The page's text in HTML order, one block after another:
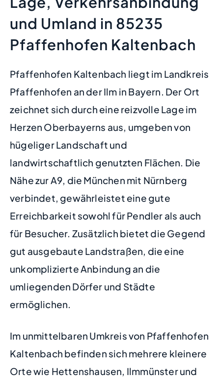
und Umland in 85235
Pfaffenhofen Kaltenbach
Pfaffenhofen Kaltenbach liegt im Landkreis
Pfaffenhofen an der Ilm in Bayern. Der Ort
zeichnet sich durch eine reizvolle Lage im
Herzen Oberbayerns aus, umgeben von
hügeliger Landschaft und
landwirtschaftlich genutzten Flächen. Die
Nähe zur A9, die München mit Nürnberg
verbindet, gewährleistet eine gute
Erreichbarkeit sowohl für Pendler als auch
für Besucher. Zusätzlich bietet die Gegend
gut ausgebaute Landstraßen, die eine
unkomplizierte Anbindung an die
umliegenden Dörfer und Städte
ermöglichen.
Im unmittelbaren Umkreis von Pfaffenhofen
Kaltenbach befinden sich mehrere kleinere
Orte wie Hettenshausen, Ilmmünster und